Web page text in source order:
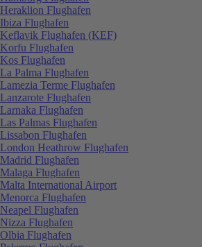
Heraklion Flughafen
Ibiza Flughafen
Keflavik Flughafen (KEF)
Korfu Flughafen
Kos Flughafen
La Palma Flughafen
Lamezia Terme Flughafen
Lanzarote Flughafen
Larnaka Flughafen
Las Palmas Flughafen
Lissabon Flughafen
London Heathrow Flughafen
Madrid Flughafen
Malaga Flughafen
Malta International Airport
Menorca Flughafen
Neapel Flughafen
Nizza Flughafen
Olbia Flughafen